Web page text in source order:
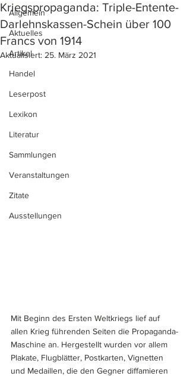
Allgemein
Aktuelles
Artikel
Handel
Leserpost
Lexikon
Literatur
Sammlungen
Veranstaltungen
Zitate
Ausstellungen
Kriegspropaganda: Triple-Entente-
Darlehnskassen-Schein über 100
Francs von 1914
Aktualisiert: 25. März 2021
Mit Beginn des Ersten Weltkriegs lief auf
allen Krieg führenden Seiten die Propaganda-
Maschine an. Hergestellt wurden vor allem
Plakate, Flugblätter, Postkarten, Vignetten
und Medaillen, die den Gegner diffamieren